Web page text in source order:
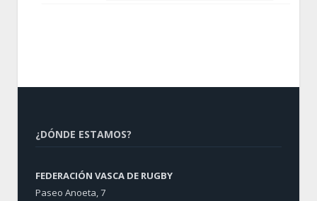
¿DÓNDE ESTAMOS?
FEDERACIÓN VASCA DE RUGBY
Paseo Anoeta, 7